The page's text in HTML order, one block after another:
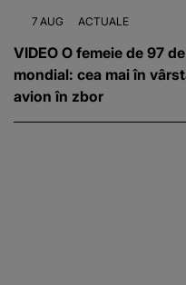
7 AUG ACTUALE
VIDEO O femeie de 97
mondial: cea mai în
avion în zbor